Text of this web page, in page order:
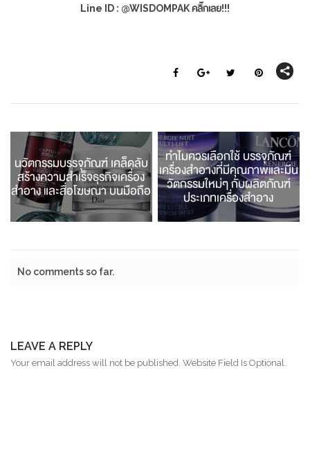
Line ID : @WISDOMPAK คลิ๊กเลย!!!
ทำไมควรเลือกใช้ บรรจุภัณฑ์
เครื่องสำอางที่มีคุณภาพและมีน
วัตกรรมใหม่ๆ กับผลิตภัณฑ์
ประเภทเครื่องสำอาง
นวัตกรรมบรรจุภัณฑ์ เคล็ดลับ
สร้างความสำเร็จธุรกิจเครื่อง
สำอาง และสื่อโฆษณา บนมือถือ
No comments so far.
LEAVE A REPLY
Your email address will not be published. Website Field Is Optional.